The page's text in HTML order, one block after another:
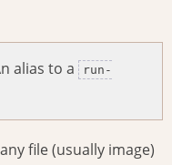
alias to a
run-
file (usually image)